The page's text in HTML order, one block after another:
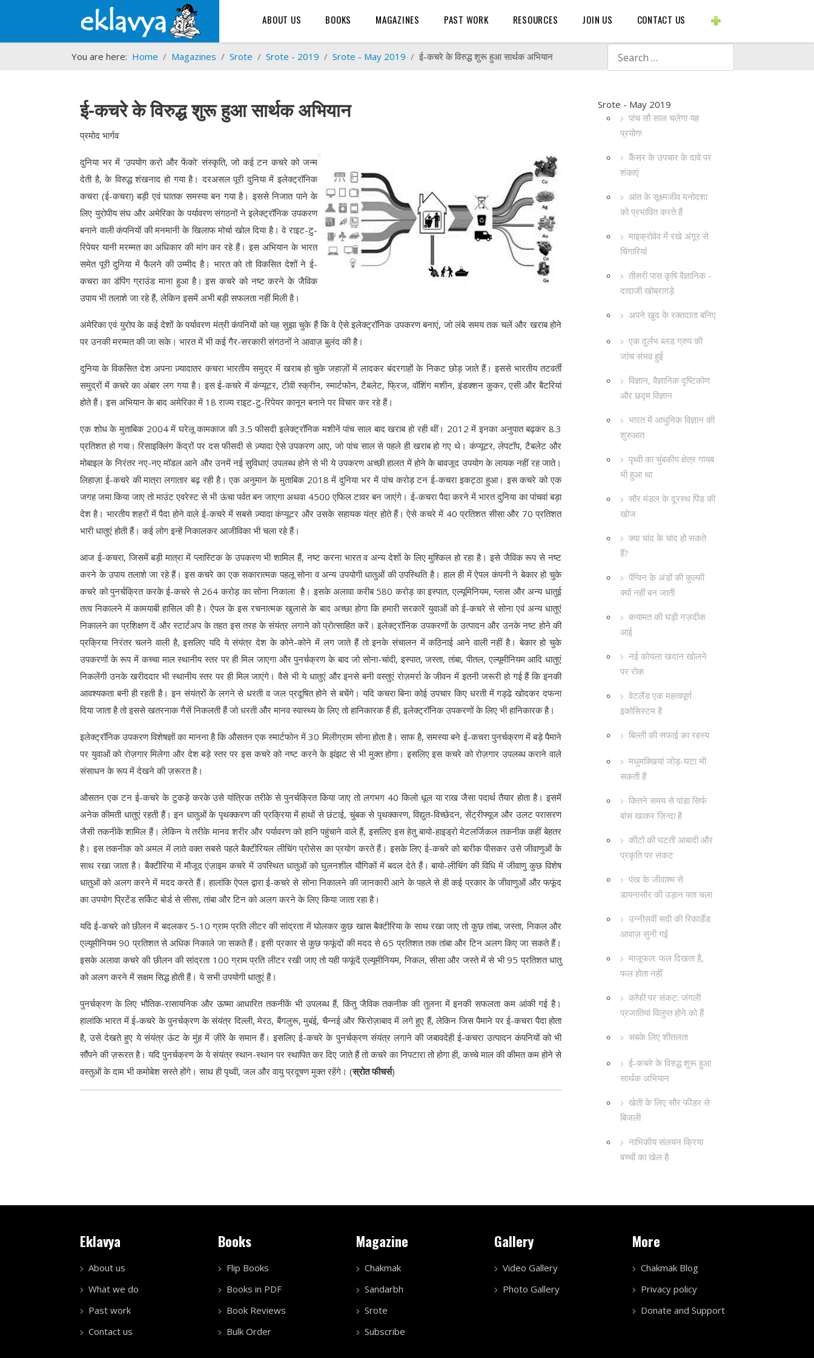
Search
ABOUT US BOOKS MAGAZINES PAST WORK RESOURCES JOIN US CONTACT US
You are here: Home Magazines Srote Srote - 2019 Srote - May 2019 ई-कचरे के विरुद्ध शुरू हुआ सार्थक अभियान
Srote - May 2019
पांच सौ साल चलेगा यह
प्रयोग!
कैंसर के उपचार के दावे पर
शंकाएं
आंत के सूक्ष्मजीव मनोदशा
को प्रभावित करते हैं
माइक्रोवेव में रखे अंगूर से
चिंगारियां
तीसरी पास कृषि वैज्ञानिक -
दादाजी खोब्रागड़े
अपने खुद के रक्तदाता बनिए
एक दुर्लभ ब्लड ग्रुप की
जांच संभव हुई
विज्ञान, वैज्ञानिक दृष्टिकोण
और छद्म विज्ञान
भारत में आधुनिक विज्ञान की
शुरुआत
पृथ्वी का चुंबकीय क्षेत्र गायब
भी हुआ था
सौर मंडल के दूरस्थ पिंड की
खोज
क्या चांद के चांद हो सकते
हैं?
पेंग्विन के अंडों की कुल्फी
क्यों नहीं बन जाती
कयामत की घड़ी नज़दीक
आई
नई कोयला खदान खोलने
पर रोक
वेटलैंड एक महत्वपूर्ण
इकोसिस्टम है
बिल्ली की सफाई का रहस्य
मधुमक्खियां जोड़-घटा भी
सकती हैं
कितने समय से पांडा सिर्फ
बांस खाकर ज़िन्दा है
कीटों की घटती आबादी और
प्रकृति पर संकट
पंख के जीवाश्म से
डायनासौर की उड़ान पता चला
उन्नीसवीं सदी की रिकार्डेड
आवाज़ सुनी गई
माजूफल: फल दिखता है,
फल होता नहीं
कॉफी पर संकट: जंगली
प्रजातियां विलुप्त होने को हैं
सबके लिए शीतलता
ई-कचरे के विरुद्ध शुरू हुआ
सार्थक अभियान
खेती के लिए सौर फीडर से
बिजली
नाभिकीय संलयन क्रिया
बच्चों का खेल है
ई-कचरे के विरुद्ध शुरू हुआ सार्थक अभियान
प्रमोद भार्गव
दुनिया भर में ‘उपयोग करो और फेंको’ संस्कृति, जो कई टन कचरे को जन्म
देती है, के विरुद्ध शंखनाद हो गया है। दरअसल पूरी दुनिया में इलेक्ट्रॉनिक
कचरा (ई-कचरा) बड़ी एवं घातक समस्या बन गया है। इससे निजात पाने के
लिए युरोपीय संघ और अमेरिका के पर्यावरण संगठनों ने इलेक्ट्रॉनिक उपकरण
बनाने वाली कंपनियों की मनमानी के खिलाफ मोर्चा खोल दिया है। वे राइट-टु-
रिपेयर यानी मरम्मत का अधिकार की मांग कर रहे हैं। इस अभियान के भारत
समेत पूरी दुनिया में फैलने की उम्मीद है। भारत को तो विकसित देशों ने ई-
कचरा का डंपिंग ग्राउंड माना हुआ है। इस कचरे को नष्ट करने के जैविक
उपाय भी तलाशे जा रहे हैं, लेकिन इसमें अभी बड़ी सफलता नहीं मिली है।
अमेरिका एवं युरोप के कई देशों के पर्यावरण मंत्री कंपनियों को यह सुझा चुके हैं कि वे ऐसे इलेक्ट्रॉनिक उपकरण बनाएं, जो लंबे समय तक चलें और खराब होने
पर उनकी मरम्मत की जा सके। भारत में भी कई गैर-सरकारी संगठनों ने आवाज़ बुलंद की है।
दुनिया के विकसित देश अपना ज़्यादातर कचरा भारतीय समुद्र में खराब हो चुके जहाज़ों में लादकर बंदरगाहों के निकट छोड़ जाते हैं। इससे भारतीय तटवर्ती
समुद्रों में कचरे का अंबार लग गया है। इस ई-कचरे में कंप्यूटर, टीवी स्क्रीन, स्मार्टफोन, टैबलेट, फ्रिज, वॉशिंग मशीन, इंडक्शन कुकर, एसी और बैटरियां
होते हैं। इस अभियान के बाद अमेरिका में 18 राज्य राइट-टु-रिपेयर कानून बनाने पर विचार कर रहे हैं।
एक शोध के मुताबिक 2004 में घरेलू कामकाज की 3.5 फीसदी इलेक्ट्रॉनिक मशीनें पांच साल बाद खराब हो रही थीं। 2012 में इनका अनुपात बढ़कर 8.3
प्रतिशत हो गया। रिसाइक्लिंग केंद्रों पर दस फीसदी से ज़्यादा ऐसे उपकरण आए, जो पांच साल से पहले ही खराब हो गए थे। कंप्यूटर, लेपटॉप, टैबलेट और
मोबाइल के निरंतर नए-नए मॉडल आने और उनमें नई सुविधाएं उपलब्ध होने से भी ये उपकरण अच्छी हालत में होने के बावजूद उपयोग के लायक नहीं रह जाते।
लिहाज़ा ई-कचरे की मात्रा लगातार बढ़ रही है। एक अनुमान के मुताबिक 2018 में दुनिया भर में पांच करोड़ टन ई-कचरा इकट्ठा हुआ। इस कचरे को एक
जगह जमा किया जाए तो माउंट एवरेस्ट से भी ऊंचा पर्वत बन जाएगा अथवा 4500 एफिल टावर बन जाएंगे। ई-कचरा पैदा करने में भारत दुनिया का पांचवां बड़ा
देश है। भारतीय शहरों में पैदा होने वाले ई-कचरे में सबसे ज़्यादा कंप्यूटर और उसके सहायक यंत्र होते हैं। ऐसे कचरे में 40 प्रतिशत सीसा और 70 प्रतिशत
भारी धातुएं होती हैं। कई लोग इन्हें निकालकर आजीविका भी चला रहे हैं।
आज ई-कचरा, जिसमें बड़ी मात्रा में प्लास्टिक के उपकरण भी शामिल हैं, नष्ट करना भारत व अन्य देशों के लिए मुश्किल हो रहा है। इसे जैविक रूप से नष्ट
करने के उपाय तलाशे जा रहे हैं। इस कचरे का एक सकारात्मक पहलू सोना व अन्य उपयोगी धातुओं की उपस्थिति है। हाल ही में ऐपल कंपनी ने बेकार हो चुके
कचरे को पुनर्चक्रित करके ई-कचरे से 264 करोड़ का सोना निकाला है। इसके अलावा करीब 580 करोड़ का इस्पात, एल्यूमिनियम, ग्लास और अन्य धातुई
तत्व निकालने में कामयाबी हासिल की है। ऐपल के इस रचनात्मक खुलासे के बाद अच्छा होगा कि हमारी सरकारें युवाओं को ई-कचरे से सोना एवं अन्य धातुएं
निकालने का प्रशिक्षण दें और स्टार्टअप के तहत इस तरह के संयंत्र लगाने को प्रोत्साहित करें। इलेक्ट्रॉनिक उपकरणों के उत्पादन और उनके नष्ट होने की
प्रक्रिया निरंतर चलने वाली है, इसलिए यदि ये संयंत्र देश के कोने-कोने में लग जाते हैं तो इनके संचालन में कठिनाई आने वाली नहीं है। बेकार हो चुके
उपकरणों के रूप में कच्चा माल स्थानीय स्तर पर ही मिल जाएगा और पुनर्चक्रण के बाद जो सोना-चांदी, इस्पात, जस्ता, तांबा, पीतल, एल्यूमीनियम आदि धातुएं
निकलेंगी उनके खरीददार भी स्थानीय स्तर पर ही मिल जाएंगे। वैसे भी ये धातुएं और इनसे बनी वस्तुएं रोज़मर्रा के जीवन में इतनी जरूरी हो गई हैं कि इनकी
आवश्यकता बनी ही रहती है। इन संयंत्रों के लगने से धरती व जल प्रदूषित होने से बचेंगे। यदि कचरा बिना कोई उपचार किए धरती में गड्ढे खोदकर दफना
दिया जाता है तो इससे खतरनाक गैसें निकलती हैं जो धरती और मानव स्वास्थ्य के लिए तो हानिकारक हैं ही, इलेक्ट्रॉनिक उपकरणों के लिए भी हानिकारक है।
इलेक्ट्रॉनिक उपकरण विशेषज्ञों का मानना है कि औसतन एक स्मार्टफोन में 30 मिलीग्राम सोना होता है। साफ है, समस्या बने ई-कचरा पुनर्चक्रण में बड़े पैमाने
पर युवाओं को रोज़गार मिलेगा और देश बड़े स्तर पर इस कचरे को नष्ट करने के झंझट से भी मुक्त होगा। इसलिए इस कचरे को रोज़गार उपलब्ध कराने वाले
संसाधन के रूप में देखने की ज़रूरत है।
औसतन एक टन ई-कचरे के टुकड़े करके उसे यांत्रिक तरीके से पुनर्चक्रित किया जाए तो लगभग 40 किलो धूल या राख जैसा पदार्थ तैयार होता है। इसमें
अनेक कीमती धातुएं रहती हैं। इन धातुओं के पृथक्करण की प्रक्रिया में हाथों से छंटाई, चुंबक से पृथक्करण, विद्युत-विच्छेदन, सेंट्रीफ्यूज और उलट परासरण
जैसी तकनीकें शामिल हैं। लेकिन ये तरीके मानव शरीर और पर्यावरण को हानि पहुंचाने वाले हैं, इसलिए इस हेतु बायो-हाइड्रो मेटलर्जिकल तकनीक कहीं बेहतर
है। इस तकनीक को अमल में लाते वक्त सबसे पहले बैक्टीरियल लीचिंग प्रोसेस का प्रयोग करते हैं। इसके लिए ई-कचरे को बारीक पीसकर उसे जीवाणुओं के
साथ रखा जाता है। बैक्टीरिया में मौजूद एंज़ाइम कचरे में उपस्थित धातुओं को घुलनशील यौगिकों में बदल देते हैं। बायो-लीचिंग की विधि में जीवाणु कुछ विशेष
धातुओं को अलग करने में मदद करते हैं। हालांकि ऐपल द्वारा ई-कचरे से सोना निकालने की जानकारी आने के पहले से ही कई प्रकार के जीवाणुओं और फफूंद
का उपयोग प्रिटेंड सर्किट बोर्ड से सीसा, तांबा और टिन को अलग करने के लिए किया जाता रहा है।
यदि ई-कचरे को छीलन में बदलकर 5-10 ग्राम प्रति लीटर की सांद्रता में घोलकर कुछ खास बैक्टीरिया के साथ रखा जाए तो कुछ तांबा, जस्ता, निकल और
एल्यूमीनियम 90 प्रतिशत से अधिक निकाले जा सकते हैं। इसी प्रकार से कुछ फफूंदों की मदद से 65 प्रतिशत तक तांबा और टिन अलग किए जा सकते हैं।
इसके अलावा कचरे की छीलन की सांद्रता 100 ग्राम प्रति लीटर रखी जाए तो यही फफूंदें एल्यूमीनियम, निकल, सीसा और जस्ते में से भी 95 प्रतिशत धातु
को अलग करने में सक्षम सिद्ध होती हैं। ये सभी उपयोगी धातुएं हैं।
पुनर्चक्रण के लिए भौतिक-रासायनिक और ऊष्मा आधारित तकनीकें भी उपलब्ध हैं, किंतु जैविक तकनीक की तुलना में इनकी सफलता कम आंकी गई है।
हालांकि भारत में ई-कचरे के पुनर्चक्रण के संयंत्र दिल्ली, मेरठ, बैंगलुरू, मुबंई, चैन्नई और फिरोज़ाबाद में लगे हुए हैं, लेकिन जिस पैमाने पर ई-कचरा पैदा होता
है, उसे देखते हुए ये संयंत्र ऊंट के मुंह में ज़ीरे के समान हैं। इसलिए ई-कचरे के पुनर्चक्रण संयंत्र लगाने की जबावदेही ई-कचरा उत्पादन कंपनियों को भी
सौंपने की ज़रूरत है। यदि पुनर्चक्रण के ये संयंत्र स्थान-स्थान पर स्थापित कर दिए जाते हैं तो कचरे का निपटारा तो होगा ही, कच्चे माल की कीमत कम होने से
वस्तुओं के दाम भी कमोबेश सस्ते होंगे। साथ ही पृथ्वी, जल और वायु प्रदूषण मुक्त रहेंगे। (स्रोत फीचर्स)
Eklavya
About us
What we do
Past work
Contact us
Books
Flip Books
Books in PDF
Book Reviews
Bulk Order
Magazine
Chakmak
Sandarbh
Srote
Subscribe
Gallery
Video Gallery
Photo Gallery
More
Chakmak Blog
Privacy policy
Donate and Support